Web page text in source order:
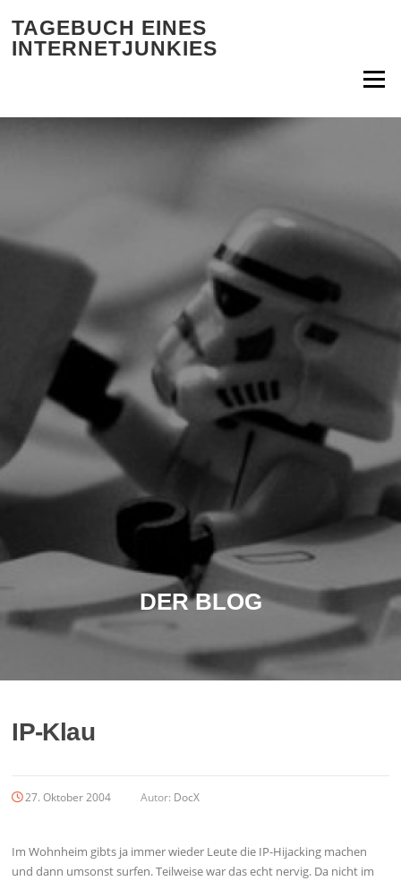
TAGEBUCH EINES
INTERNETJUNKIES
Menü
DER BLOG
IP-Klau
27. Oktober 2004 Autor: DocX
Im Wohnheim gibts ja immer wieder Leute die IP-Hijacking machen
und dann umsonst surfen. Teilweise war das echt nervig. Da nicht im